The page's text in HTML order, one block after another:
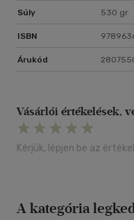
Súly 530 gr
ISBN
Árukód
Vásárlói értékelések,
Kérjük, lépjen be az
A kategória